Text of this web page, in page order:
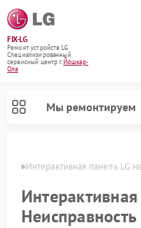
FIX-LG
Ремонт устройств LG
Специализированный
cервисный центр г.Йошкар-
Ола
Мы ремонтируем
Интерактивная панель LG